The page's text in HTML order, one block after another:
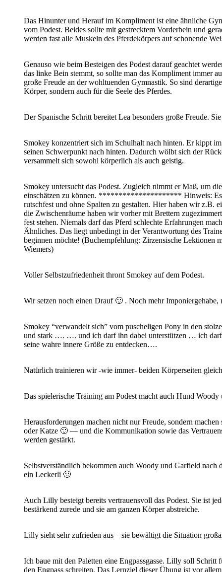
Das Hinunter und Herauf im Kompliment ist eine ähnliche
vom Podest. Beides sollte mit gestrecktem Vorderbein und
werden fast alle Muskeln des Pferdekörpers auf schonende
Genauso wie beim Besteigen des Podest darauf geachtet
das linke Bein stemmt, so sollte man das Kompliment immer
große Freude an der wohltuenden Gymnastik. So sind
Körper, sondern auch für die Seele des Pferdes.
Der Spanische Schritt bereitet Lea besonders große Freude.
Smokey konzentriert sich im Schulhalt nach hinten. Er kippt
seinen Schwerpunkt nach hinten. Dadurch wölbt sich der
versammelt sich sowohl körperlich als auch geistig.
Smokey untersucht das Podest. Zugleich nimmt er Maß, um
einschätzen zu können. ********************* Hinweis: Es
rutschfest und ohne Spalten zu gestalten. Hier haben wir z.B.
die Zwischenräume haben wir vorher mit Brettern
fest stehen. Niemals darf das Pferd schlechte Erfahrungen
Ähnliches. Das liegt unbedingt in der Verantwortung des
beginnen möchte! (Buchempfehlung: Zirzensische Lektionen
Wiemers)
Voller Selbstzufriedenheit thront Smokey auf dem Podest.
Wir setzen noch einen Drauf 🙂 . Noch mehr Imponiergehabe,
Smokey “verwandelt sich” vom puscheligen Pony in den
und stark …. …. und ich darf ihn dabei unterstützen … ich darf
seine wahre innere Größe zu entdecken….
Natürlich trainieren wir -wie immer- beiden Körperseiten
Das spielerische Training am Podest macht auch Hund
Herausforderungen machen nicht nur Freude, sondern
oder Katze 🙂 — und die Kommunikation sowie das
werden gestärkt.
Selbstverständlich bekommen auch Woody und Garfield
ein Leckerli 🙂
Auch Lilly besteigt bereits vertrauensvoll das Podest. Sie ist
bestärkend zurede und sie am ganzen Körper abstreiche.
Lilly sieht sehr zufrieden aus – sie bewältigt die Situation
Ich baue mit den Paletten eine Engpassgasse. Lilly soll
den Engpass schreiten. Das Lernziel dieser Übung ist vor